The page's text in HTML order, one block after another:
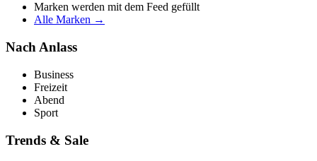
Marken werden mit dem Feed gefüllt
Alle Marken →
Nach Anlass
Business
Freizeit
Abend
Sport
Trends & Sale